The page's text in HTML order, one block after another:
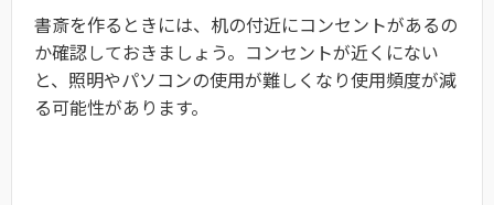
書斎を作るときには、机の付近にコンセントがあるの
か確認しておきましょう。コンセントが近くにない
と、照明やパソコンの使用が難しくなり使用頻度が減
る可能性があります。